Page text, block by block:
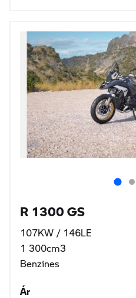
R 1300 GS
107KW / 146LE
1 300cm3
Benzines
Ár